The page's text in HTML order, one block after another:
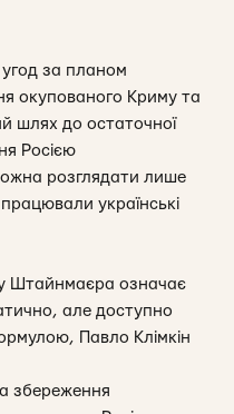
угод за планом
окупованого Криму та
шлях до остаточної
Росією
розглядати лише
українські
Штайнмаєра означає
але доступно
Павло Клімкін
збереження